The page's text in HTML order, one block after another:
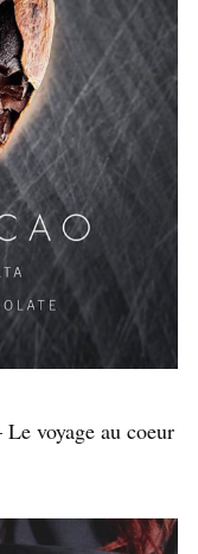
voyage au coeur